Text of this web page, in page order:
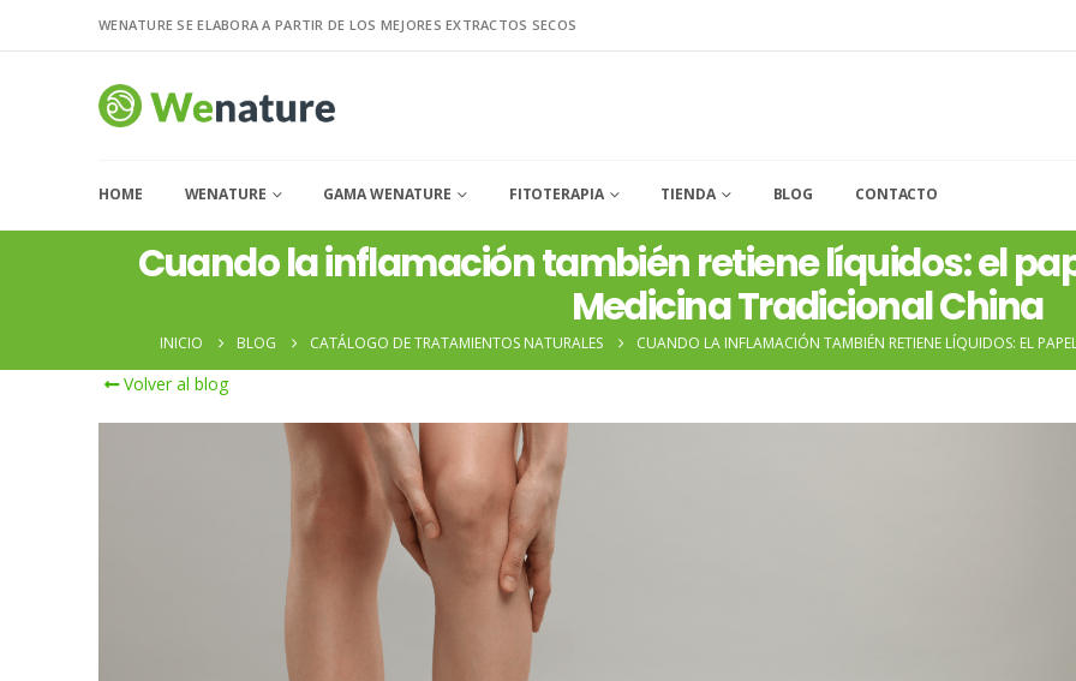
WENATURE SE ELABORA A PARTIR DE LOS MEJORES EXTRACTOS SECOS
HOME WENATURE GAMA WENATURE FITOTERAPIA TIENDA BLOG CONTACTO
Cuando la inflamación también retiene líquidos: el
Medicina Tradicional China
INICIO BLOG CATÁLOGO DE TRATAMIENTOS NATURALES CUANDO LA INFLAMACIÓN TAMBIÉN RETIENE LÍQUIDOS: EL
Volver al blog